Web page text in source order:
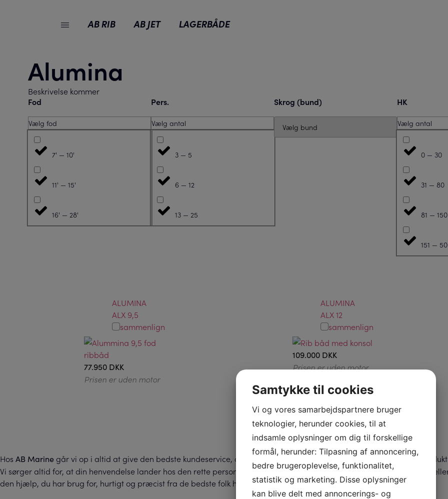
AB RIB AB JET LAGERBÅDE
Alumina
Beskrivelse kommer
Fod
Vælg fod
7' — 10'
11' — 15'
16' — 28'
Pers.
Vælg antal
3 — 5
6 — 12
13 — 25
Skrog (bund) HK
Vælg antal
0 — 30
31 — 80
81 — 150
151 —
ALUMINA
ALX 9,5
sammenlign
77.950 DKK
Prisen er uden motor
ALUMINA
ALX 12
sammenlign
109.000 DKK
Prisen er uden motor
Hos AB Marine går vi op i altid at give den bedste kundeservice, og vores professionelle team har styr på alt i vores
Vi sørger altid for, at din henvendelse lander hos den rette person i teamet, som netop har specialviden om det produkt
den hjælp, du har brug for, hurtigt og præcist fra de bedste folk hos os iAB Marine.
Samtykke til cookies
Vi og vores samarbejdspartnere bruger
teknologier, herunder cookies, til at
indsamle oplysninger om dig til forskellige
formål, herunder: Tilpasning af annoncering,
bedre brugeroplevelse, funktionalitet,
statistik og marketing. Disse oplysninger
kan blive delt med annoncerings- og